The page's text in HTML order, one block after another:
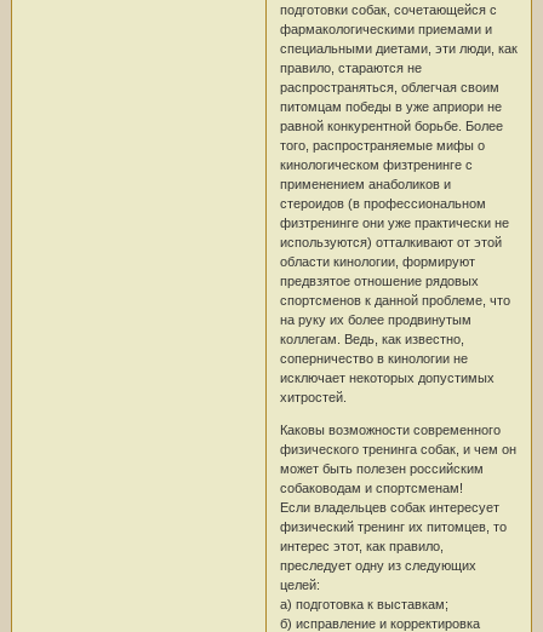
подготовки собак, сочетающейся с
фармакологическими приемами и
специальными диетами, эти люди, как
правило, стараются не
распространяться, облегчая своим
питомцам победы в уже априори не
равной конкурентной борьбе. Более
того, распространяемые мифы о
кинологическом физтренинге с
применением анаболиков и
стероидов (в профессиональном
физтренинге они уже практически не
используются) отталкивают от этой
области кинологии, формируют
предвзятое отношение рядовых
спортсменов к данной проблеме, что
на руку их более продвинутым
коллегам. Ведь, как известно,
соперничество в кинологии не
исключает некоторых допустимых
хитростей.
Каковы возможности современного
физического тренинга собак, и чем он
может быть полезен российским
собаководам и спортсменам!
Если владельцев собак интересует
физический тренинг их питомцев, то
интерес этот, как правило,
преследует одну из следующих
целей:
а) подготовка к выставкам;
б) исправление и корректировка